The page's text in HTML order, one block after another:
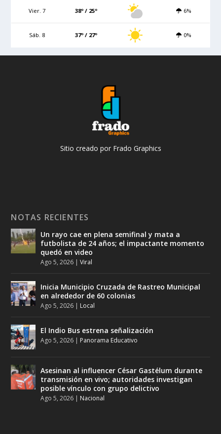
Vier. 7 38º / 25º 6%
Sáb. 8 37º / 27º 0%
Sitio creado por Frado Graphics
NOTAS RECIENTES
Un rayo cae en plena semifinal y mata a
futbolista de 24 años; el impactante momento
quedó en video
Ago 5, 2026 |Viral
Inicia Municipio Cruzada de Rastreo Municipal
en alrededor de 60 colonias
Ago 5, 2026 | Local
El Indio Bus estrena señalización
Ago 5, 2026 | Panorama Educativo
Asesinan al influencer César Gastélum durante
transmisión en vivo; autoridades investigan
posible vínculo con grupo delictivo
Ago 5, 2026 | Nacional